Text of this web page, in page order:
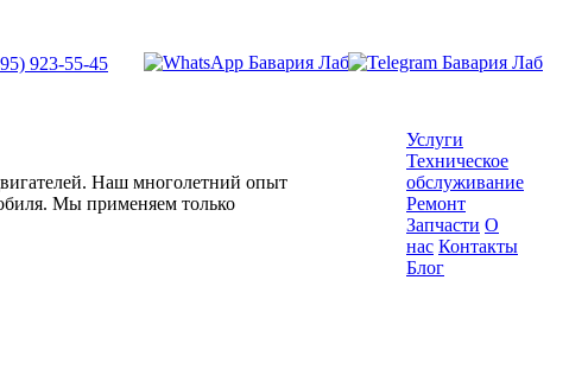
923-55-45
Наш многолетний опыт
Мы применяем только
Услуги
Техническое
обслуживание
Ремонт
Запчасти О
нас Контакты
Блог